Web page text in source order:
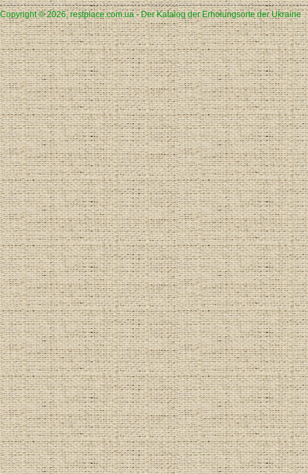
Copyright © 2026, restplace.com.ua - Der Katalog der Erholungsorte der Ukraine